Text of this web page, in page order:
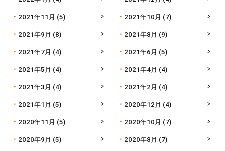
2021年11月 (5) 2021年10月 (7)
2021年9月 (8) 2021年8月 (9)
2021年7月 (4) 2021年6月 (5)
2021年5月 (4) 2021年4月 (4)
2021年3月 (4) 2021年2月 (4)
2021年1月 (5) 2020年12月 (4)
2020年11月 (5) 2020年10月 (7)
2020年9月 (5) 2020年8月 (7)